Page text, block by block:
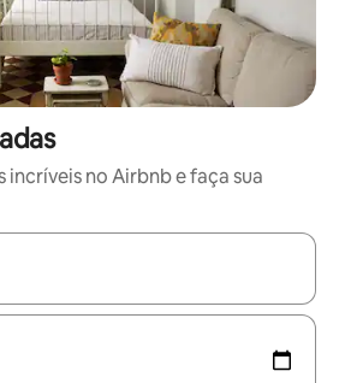
incríveis no Airbnb e faça sua
estiverem disponíveis, explore-os